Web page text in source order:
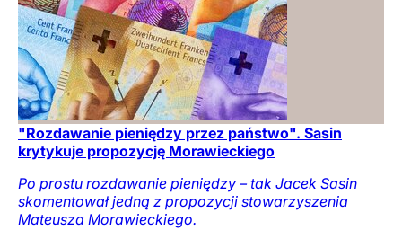
"Rozdawanie pieniędzy przez państwo". Sasin
krytykuje propozycję Morawieckiego
Po prostu rozdawanie pieniędzy – tak Jacek Sasin
skomentował jedną z propozycji stowarzyszenia
Mateusza Morawieckiego.